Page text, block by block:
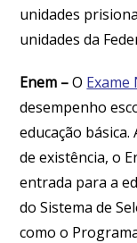
unidades
unidades da
Enem –O Exame
desempenho
educação
de existência, o
entrada para a
do Sistema de
como o